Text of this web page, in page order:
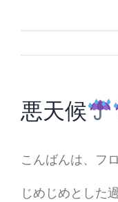
悪天候
こんばんは、フ
じめじめとした